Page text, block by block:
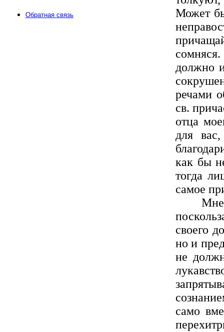
Обратная связь
Может
сомняся.
должно
речами
св.
отца
для
как бы
тогда
самое
Мне
своего
но и
не
само